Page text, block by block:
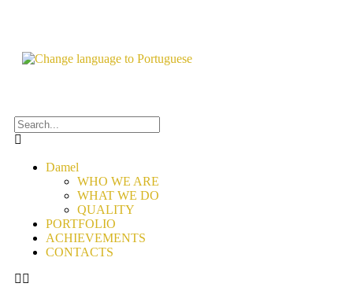
Damel
WHO WE ARE
WHAT WE DO
QUALITY
PORTFOLIO
ACHIEVEMENTS
CONTACTS